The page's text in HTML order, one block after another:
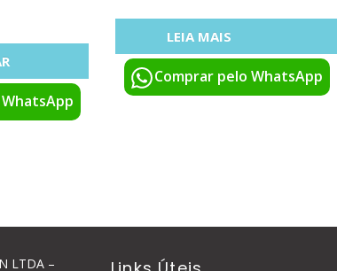
LEIA MAIS
Comprar pelo WhatsApp
LTDA –